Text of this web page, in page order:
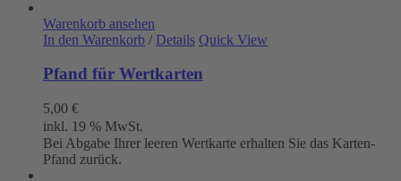
Warenkorb ansehen
In den Warenkorb / Details Quick View
Pfand für Wertkarten
5,00 €
inkl. 19 % MwSt.
Bei Abgabe Ihrer leeren Wertkarte erhalten Sie das Karten-
Pfand zurück.